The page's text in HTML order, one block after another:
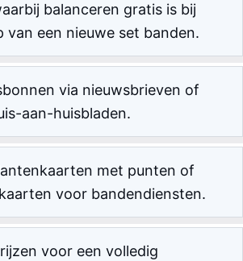
balanceren gratis is bij
van een nieuwe set banden.
via nieuwsbrieven of
aan-huisbladen.
met punten of
voor bandendiensten.
voor een volledig